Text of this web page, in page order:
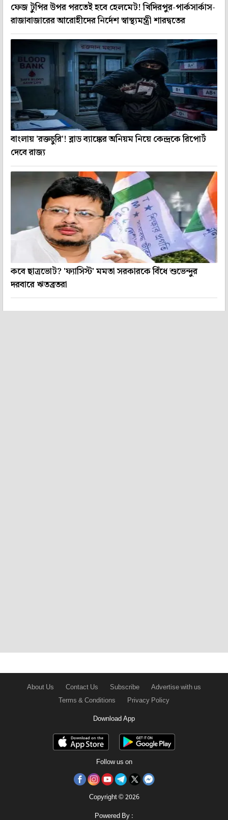
ফেজ টুপির উপর পরতেই হবে হেলমেট! খিদিরপুর-পার্কসার্কাস-
রাজাবাজারের আরোহীদের নির্দেশ স্বাস্থ্যমন্ত্রী শারদ্বতের
বাংলায় 'রক্তচুরি'! ব্লাড ব্যাঙ্কের অনিয়ম নিয়ে কেন্দ্রকে রিপোর্ট
দেবে রাজ্য
কবে ছাত্রভোট? 'ফ্যাসিস্ট' মমতা সরকারকে বিঁধে শুভেন্দুর
দরবারে ঋতব্রতরা
About Us Contact Us Subscribe
Advertise with us
Terms & Conditions
Privacy Policy
Download App
Follow us on
Copyright © 2026
Powered By :